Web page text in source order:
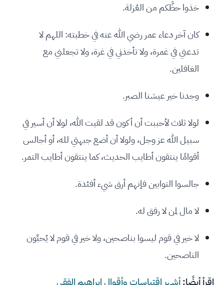
خذوا حظَّكم من العُزلة.
كان آخر دعاء عمر رضي الله عنه في خطبته: اللهم لا
تدعني في غمرة، ولا تأخذني في غرة، ولا تجعلني مع
الغافلين.
وجدنا خير عيشنا الصبر.
لولا ثلاث لأحببت أن أكون قد لقيت الله، لولا أن أسير في
سبيل الله عز وجل، ولولا أن أضع جبهتي لله، أو أجالس
أقوامًا ينتقون أطايب الحديث، كما ينتقون أطايب التمر.
جالسوا التوابين فإنهم أرق شيء أفئدة.
لا مال لمن لا رفق له.
لا خير في قوم ليسوا بناصحين، ولا خير في قوم لا يُحبِّون
الناصحين.
اقرأ أيضًا:أشهر اقتباسات وأقوال إبراهيم الفقي